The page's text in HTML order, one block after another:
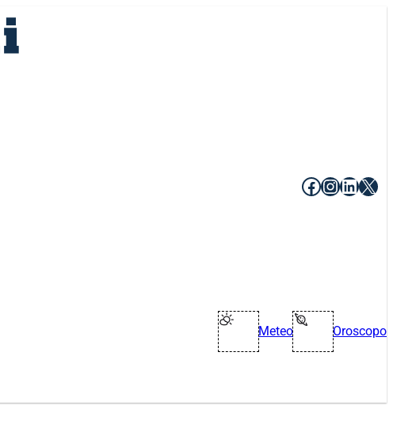
Facebook
X
Meteo Oroscopo